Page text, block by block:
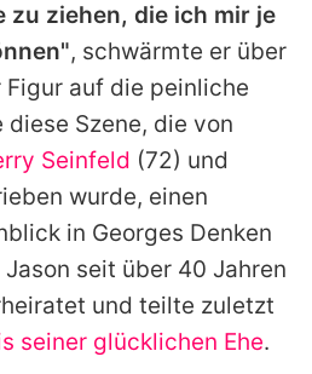
zu ziehen, die ich mir je
, schwärmte er über
Figur auf die peinliche
Szene, die von
Seinfeld (72) und
wurde, einen
in Georges Denken
Jason seit über 40 Jahren
und teilte zuletzt
seiner glücklichen Ehe.